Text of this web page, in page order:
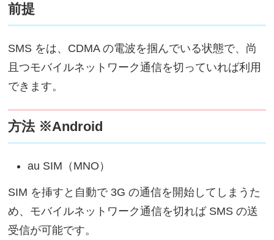
前提
SMS をは、CDMA の電波を掴んでいる状態で、尚
且つモバイルネットワーク通信を切っていれば利用
できます。
方法 ※Android
au SIM（MNO）
SIM を挿すと自動で 3G の通信を開始してしまうた
め、モバイルネットワーク通信を切れば SMS の送
受信が可能です。